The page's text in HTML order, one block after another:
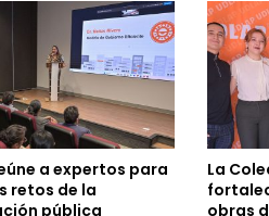
a expertos para
retos de la
pública
La
obras